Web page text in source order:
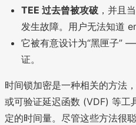
TEE 过去曾被攻破 ，并且
发生故障。用户无法知道
它被有意设计为“黑匣子”
证。
时间锁加密是一种相关的方法
或可验证延迟函数 (VDF) 等工
定的时间量。尽管这些方法很